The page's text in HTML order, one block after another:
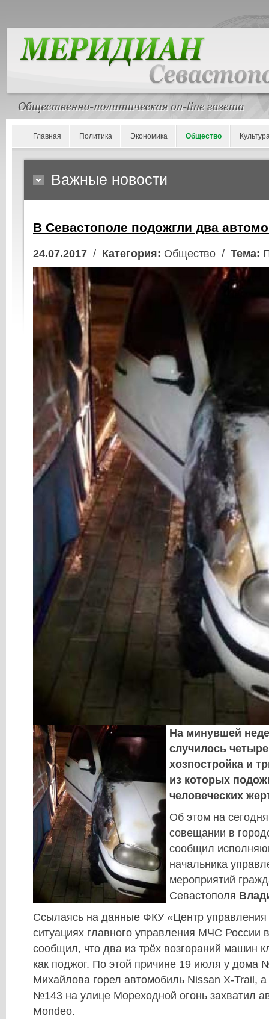
Главная Политика Экономика Общество
Важные новости
В Севастополе подожгли два
24.07.2017 / Категория: Общество / Тема:
На минувшей
случилось
хозпостройка и
из которых
человеческих
Об этом на
совещании в
сообщил
начальника
мероприятий
Севастополя
Ссылаясь на данные ФКУ «Центр управления
ситуациях главного управления МЧС России
сообщил, что два из трёх возгораний машин
как поджог. По этой причине 19 июля у дома
Михайлова горел автомобиль Nissan X-Trail,
№143 на улице Мореходной огонь захватил
Mondeo.